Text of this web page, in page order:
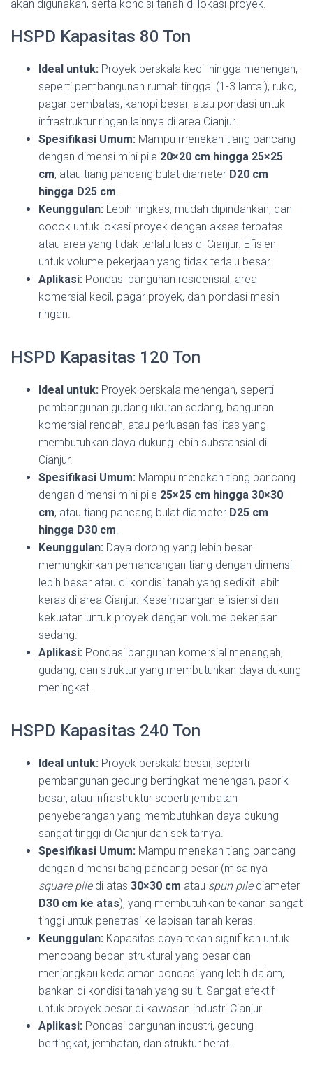
akan digunakan, serta kondisi tanah di lokasi proyek.
HSPD Kapasitas 80 Ton
Ideal untuk: Proyek berskala kecil hingga menengah,
seperti pembangunan rumah tinggal (1-3 lantai), ruko,
pagar pembatas, kanopi besar, atau pondasi untuk
infrastruktur ringan lainnya di area Cianjur.
Spesifikasi Umum: Mampu menekan tiang pancang
dengan dimensi mini pile 20×20 cm hingga 25×25
cm, atau tiang pancang bulat diameter D20 cm
hingga D25 cm.
Keunggulan: Lebih ringkas, mudah dipindahkan, dan
cocok untuk lokasi proyek dengan akses terbatas
atau area yang tidak terlalu luas di Cianjur. Efisien
untuk volume pekerjaan yang tidak terlalu besar.
Aplikasi: Pondasi bangunan residensial, area
komersial kecil, pagar proyek, dan pondasi mesin
ringan.
HSPD Kapasitas 120 Ton
Ideal untuk: Proyek berskala menengah, seperti
pembangunan gudang ukuran sedang, bangunan
komersial rendah, atau perluasan fasilitas yang
membutuhkan daya dukung lebih substansial di
Cianjur.
Spesifikasi Umum: Mampu menekan tiang pancang
dengan dimensi mini pile 25×25 cm hingga 30×30
cm, atau tiang pancang bulat diameter D25 cm
hingga D30 cm.
Keunggulan: Daya dorong yang lebih besar
memungkinkan pemancangan tiang dengan dimensi
lebih besar atau di kondisi tanah yang sedikit lebih
keras di area Cianjur. Keseimbangan efisiensi dan
kekuatan untuk proyek dengan volume pekerjaan
sedang.
Aplikasi: Pondasi bangunan komersial menengah,
gudang, dan struktur yang membutuhkan daya dukung
meningkat.
HSPD Kapasitas 240 Ton
Ideal untuk: Proyek berskala besar, seperti
pembangunan gedung bertingkat menengah, pabrik
besar, atau infrastruktur seperti jembatan
penyeberangan yang membutuhkan daya dukung
sangat tinggi di Cianjur dan sekitarnya.
Spesifikasi Umum: Mampu menekan tiang pancang
dengan dimensi tiang pancang besar (misalnya
square piledi atas 30×30 cm atau spun pilediameter
D30 cm ke atas), yang membutuhkan tekanan sangat
tinggi untuk penetrasi ke lapisan tanah keras.
Keunggulan: Kapasitas daya tekan signifikan untuk
menopang beban struktural yang besar dan
menjangkau kedalaman pondasi yang lebih dalam,
bahkan di kondisi tanah yang sulit. Sangat efektif
untuk proyek besar di kawasan industri Cianjur.
Aplikasi: Pondasi bangunan industri, gedung
bertingkat, jembatan, dan struktur berat.